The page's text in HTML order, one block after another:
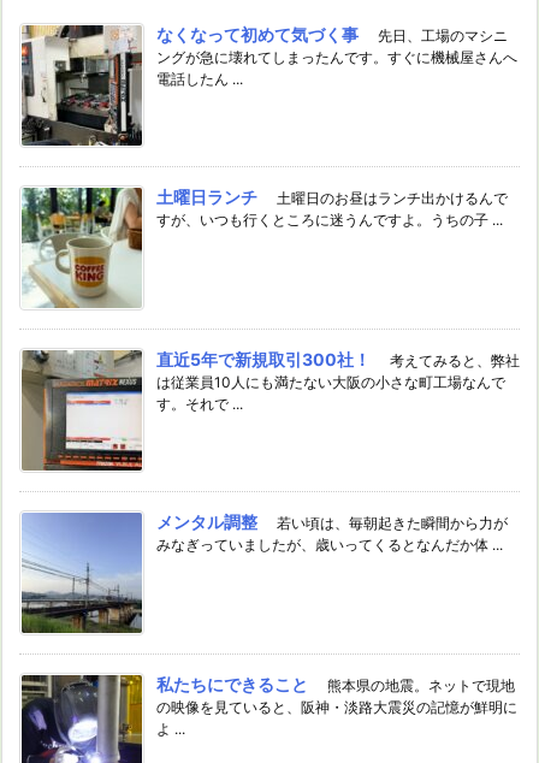
なくなって初めて気づく事
先日、工場のマシニ
ングが急に壊れてしまったんです。すぐに機械屋さんへ
電話したん ...
土曜日ランチ
土曜日のお昼はランチ出かけるんで
すが、いつも行くところに迷うんですよ。うちの子 ...
直近5年で新規取引300社！
考えてみると、弊社
は従業員10人にも満たない大阪の小さな町工場なんで
す。それで ...
メンタル調整
若い頃は、毎朝起きた瞬間から力が
みなぎっていましたが、歳いってくるとなんだか体 ...
私たちにできること
熊本県の地震。ネットで現地
の映像を見ていると、阪神・淡路大震災の記憶が鮮明に
よ ...